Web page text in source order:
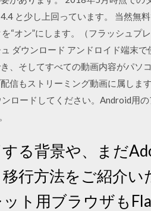
と少し上回っています。 当然無
“オン”にします。（フラッシュプ
ダウンロード アンドロイド端末
、そしてすべての動画内容がパソ
信もストリーミング動画に属しま
ロードしてください。Android用
る背景や、まだ
行方法をご紹介い
ト用ブラウザも